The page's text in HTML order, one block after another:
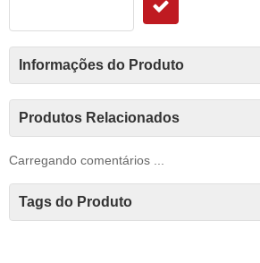
Informações do Produto
Produtos Relacionados
Carregando comentários ...
Tags do Produto